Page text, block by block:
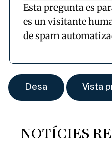
Esta pregunta es
es un visitante
de spam
NOTÍCIES